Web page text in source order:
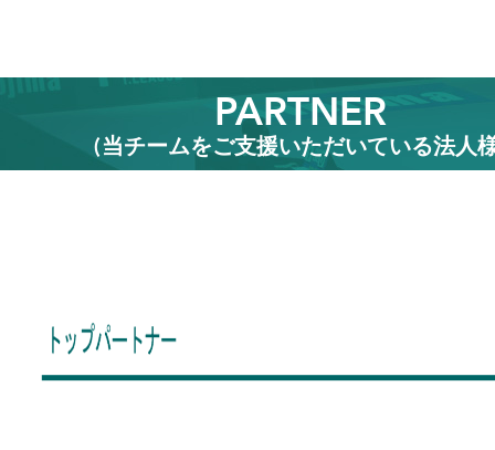
PARTNER
(当チームをご支援いただいている法人